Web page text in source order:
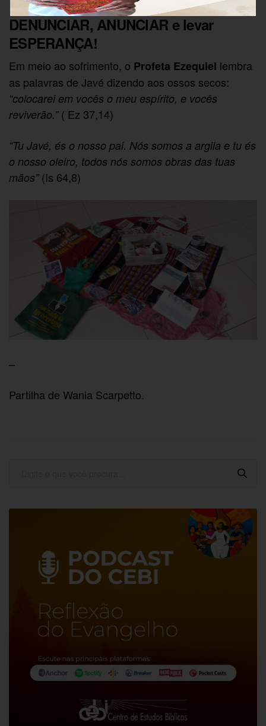
DENUNCIAR, ANUNCIAR e levar
ESPERANÇA!
Em meio ao sofrimento, o Profeta Ezequiel lembra
as palavras de Javé dizendo aos ossos secos:
“colocarei em vocês o meu espírito, e vocês
reviverão.”( Ez 37,14)
“Tu Javé, és o nosso pai. Nós somos a argila e tu és
o nosso oleiro, todos nós somos obras das tuas
mãos”(Is 64,8)
–
Partilha de Wania Scarpetto.